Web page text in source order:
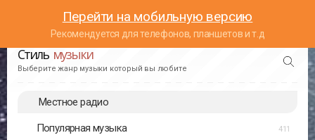
Перейти на мобильную версию
Рекомендуется для телефонов, планшетов и т.д
Стиль музыки
Выберите жанр музыки который вы любите
Местное радио
Популярная музыка 411